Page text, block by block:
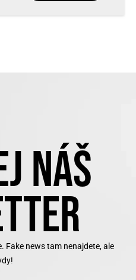
NÁŠ
Fake news tam nenajdete, ale